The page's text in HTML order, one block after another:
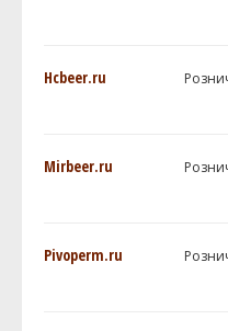
Hcbeer.ru
Mirbeer.ru
Pivoperm.ru